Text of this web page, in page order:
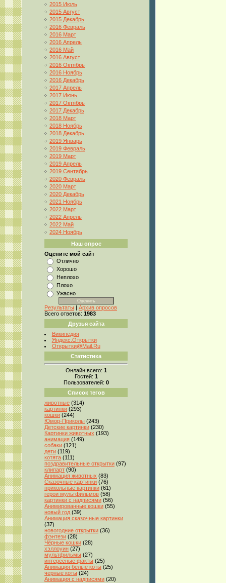
2015 Июль
2015 Август
2015 Декабрь
2016 Февраль
2016 Март
2016 Апрель
2016 Май
2016 Август
2016 Октябрь
2016 Ноябрь
2016 Декабрь
2017 Апрель
2017 Июнь
2017 Октябрь
2017 Декабрь
2018 Март
2018 Ноябрь
2018 Декабрь
2019 Январь
2019 Февраль
2019 Март
2019 Апрель
2019 Сентябрь
2020 Февраль
2020 Март
2020 Декабрь
2021 Ноябрь
2022 Март
2022 Апрель
2022 Май
2024 Ноябрь
Наш опрос
Оцените мой сайт
Отлично
Хорошо
Неплохо
Плохо
Ужасно
Результаты | Архив опросов
Всего ответов: 1983
Друзья сайта
Википедия
Яндекс.Открытки
Открытки@Mail.Ru
Статистика
Онлайн всего: 1
Гостей: 1
Пользователей: 0
Список тегов
животные (314)
картинки (293)
кошки (244)
Юмор-Приколы (243)
Детские картинки (230)
Картинки животных (193)
анимация (149)
собаки (121)
дети (119)
котята (111)
поздравительные открытки (97)
клипарт (90)
Анимация животных (83)
Сказочные картинки (76)
прикольные картинки (61)
герои мультфильмов (58)
картинки с надписями (56)
Анимированные кошки (55)
новый год (39)
Анимация сказочные картинки
(37)
новогодние открытки (36)
фэнтези (28)
Чёрные кошки (28)
хэллоуин (27)
мультфильмы (27)
интересные факты (25)
Анимация белые коты (25)
черные коты (24)
Анимация с надписями (20)